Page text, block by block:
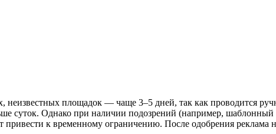
неизвестных площадок — чаще 3–5 дней, так как проводится
суток. Однако при наличии подозрений (например, шаблонный
к временному ограничению. После одобрения реклама